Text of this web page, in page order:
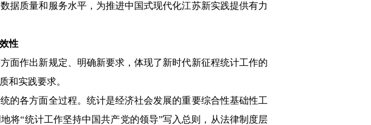
据质量和服务水平，为推进中国式现代化江苏新实践提供有力
性
面作出新规定、明确新要求，体现了新时代新征程统计工作的
和实践要求。
的各方面全过程。统计是经济社会发展的重要综合性基础性工
将“统计工作坚持中国共产党的领导”写入总则，从法律制度层